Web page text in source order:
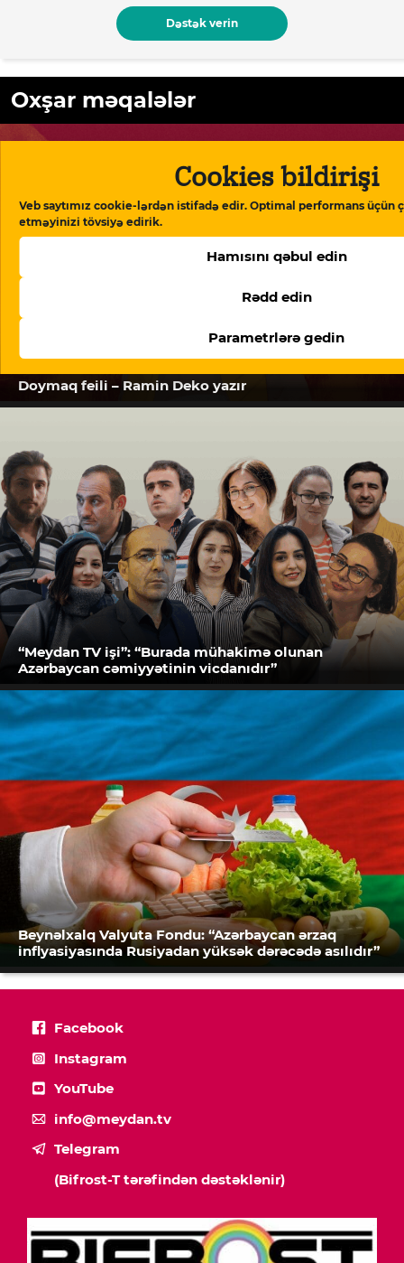
Cookies bildirişi
Veb saytımız cookie-lərdən istifadə edir. Optimal performans üçün
etməyinizi tövsiyə edirik.
Hamısını qəbul edin
Rədd edin
Parametrlərə gedin
Dəstək verin
Oxşar məqalələr
Doymaq feili – Ramin Deko yazır
“Meydan TV işi”: “Burada mühakimə olunan
Azərbaycan cəmiyyətinin vicdanıdır”
Beynəlxalq Valyuta Fondu: “Azərbaycan ərzaq
inflyasiyasında Rusiyadan yüksək dərəcədə asılıdır”
Facebook
Instagram
YouTube
info@meydan.tv
Telegram
(Bifrost-T tərəfindən dəstəklənir)